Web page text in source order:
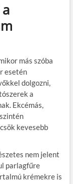
más szóba
esetén
dolgozni,
a
Ekcémás,
kevesebb
nem jelent
parlagfűre
krémekre is